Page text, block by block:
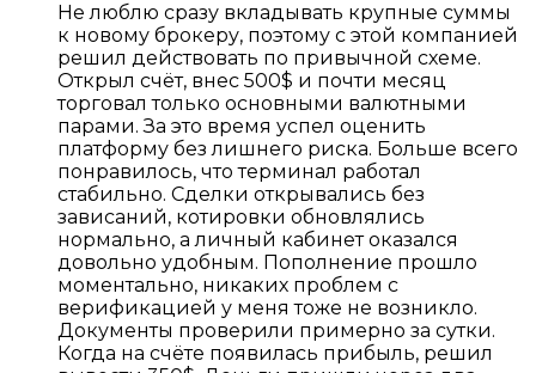
Не люблю сразу вкладывать крупные суммы
к новому брокеру, поэтому с этой компанией
решил действовать по привычной схеме.
Открыл счёт, внес 500$ и почти месяц
торговал только основными валютными
парами. За это время успел оценить
платформу без лишнего риска. Больше всего
понравилось, что терминал работал
стабильно. Сделки открывались без
зависаний, котировки обновлялись
нормально, а личный кабинет оказался
довольно удобным. Пополнение прошло
моментально, никаких проблем с
верификацией у меня тоже не возникло.
Документы проверили примерно за сутки.
Когда на счёте появилась прибыль, решил